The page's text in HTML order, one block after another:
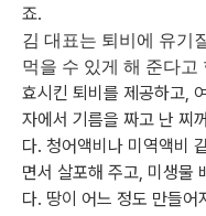
죠.
김 대표는 퇴비에 유기
먹을 수 있게 해 준다고
효시킨 퇴비를 제공하고,
자에서 기름을 짜고 난 찌
다. 청어액비나 미역액비
면서 살포해 주고, 미생물
다. 땅이 어느 정도 만들어